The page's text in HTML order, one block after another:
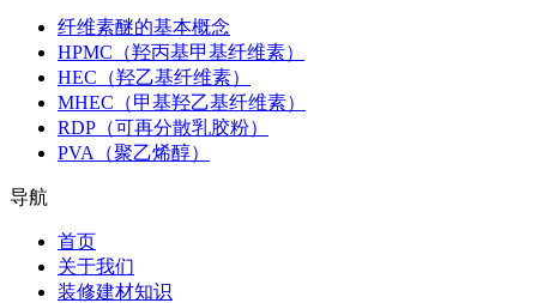
纤维素醚的基本概念
HPMC（羟丙基甲基纤维素）
HEC（羟乙基纤维素）
MHEC（甲基羟乙基纤维素）
RDP（可再分散乳胶粉）
PVA（聚乙烯醇）
导航
首页
关于我们
装修建材知识